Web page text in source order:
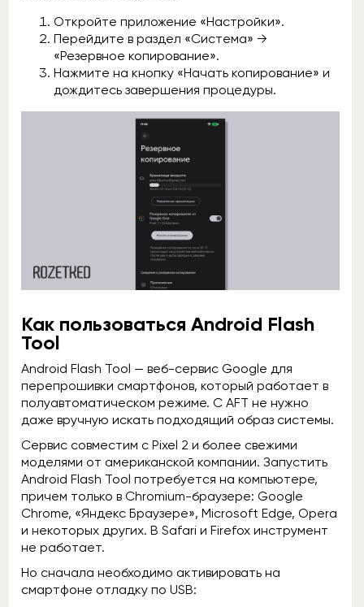
Откройте приложение «Настройки».
Перейдите в раздел «Система» →
«Резервное копирование».
Нажмите на кнопку «Начать копирование» и
дождитесь завершения процедуры.
Как пользоваться Android Flash
Tool
Android Flash Tool — веб-сервис Google для
перепрошивки смартфонов, который работает в
полуавтоматическом режиме. С AFT не нужно
даже вручную искать подходящий образ системы.
Сервис совместим с Pixel 2 и более свежими
моделями от американской компании. Запустить
Android Flash Tool потребуется на компьютере,
причем только в Chromium-браузере: Google
Chrome, «Яндекс Браузере», Microsoft Edge, Opera
и некоторых других. В Safari и Firefox инструмент
не работает.
Но сначала необходимо активировать на
смартфоне отладку по USB: